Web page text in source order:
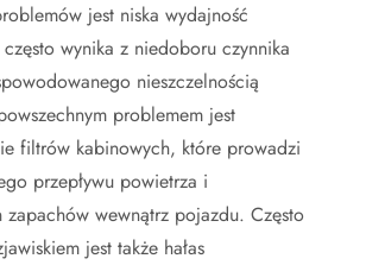
jest niska wydajność
wynika z niedoboru czynnika
nieszczelnością
problemem jest
filtrów kabinowych, które prowadzi
przepływu powietrza i
zapachów wewnątrz pojazdu. Często
jest także hałas